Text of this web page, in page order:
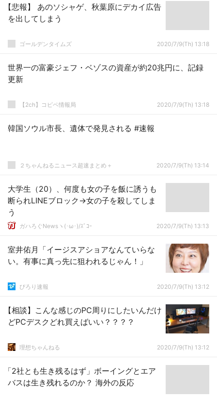
【悲報】 あのソシャゲ、秋葉原にデカイ広告
を出してしまう
ゴールデンタイムズ 2020/7/9(Th) 13:18
世界一の富豪ジェフ・ベゾスの資産が約20兆円に、記録
更新
【2ch】コピペ情報局 2020/7/9(Th) 13:18
韓国ソウル市長、遺体で発見される #速報
２ちゃんねるニュース超速まとめ＋ 2020/7/9(Th) 13:14
大学生（20）、何度も女の子を飯に誘うも
断られLINEブロック→女の子を殺してしま
う
ガハろぐNewsヽ(･ω･)/ｽﾞｺｰ 2020/7/9(Th) 13:13
室井佑月「イージスアショアなんていらな
い。有事に真っ先に狙われるじゃん！」
ぴろり速報 2020/7/9(Th) 13:12
【相談】こんな感じのPC周りにしたいんだけ
どPCデスクどれ買えばいい？？？？
理想ちゃんねる 2020/7/9(Th) 13:12
「2社とも生き残るはず」ボーイングとエア
バスは生き残れるのか？ 海外の反応